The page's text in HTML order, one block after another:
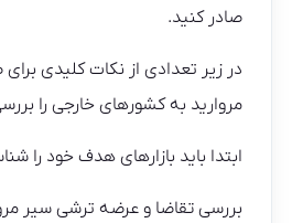
صادر کنید.
در زیر تعدادی از نکات کلیدی
مروارید به کشورهای خارجی را
ابتدا باید بازارهای هدف خود را
بررسی تقاضا و عرضه ترشی سیر